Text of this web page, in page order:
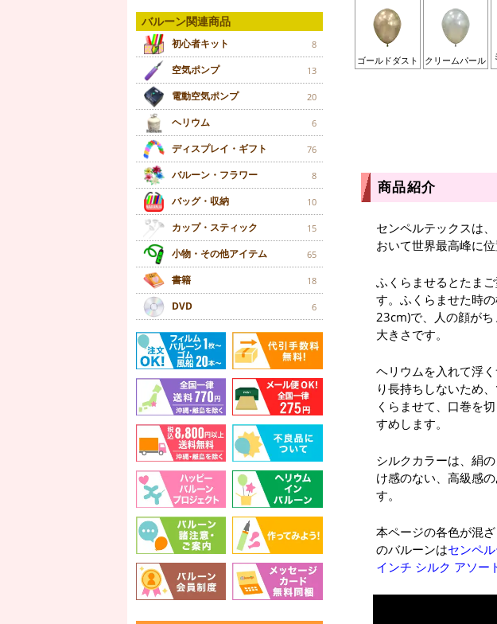
バルーン関連商品
初心者キット 8
空気ポンプ 13
電動空気ポンプ 20
ヘリウム 6
ディスプレイ・ギフト 76
バルーン・フラワー 8
バッグ・収納 10
カップ・スティック 15
小物・その他アイテム 65
書籍 18
DVD 6
ゴールドダスト クリームパール
商品紹介
センペルテックスは
おいて世界最高峰に
ふくらませるとたま
す。ふくらませた時
23cm)で、人の顔が
大きさです。
ヘリウムを入れて浮
り長持ちしないため
くらませて、口巻を
すめします。
シルクカラーは、絹
け感のない、高級感
す。
本ページの各色が混
のバルーンはセンペ
インチ シルク アソー